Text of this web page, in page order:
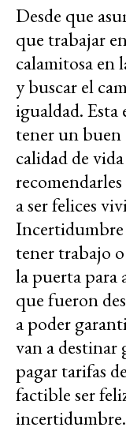
Desde que
que trabajar
calamitosa en
y buscar el
igualdad.
tener un
calidad de
a ser felices
Incertidumbre
tener trabajo
la puerta para
que fueron
a poder
van a destinar
pagar tarifas
factible ser
incertidumbre.